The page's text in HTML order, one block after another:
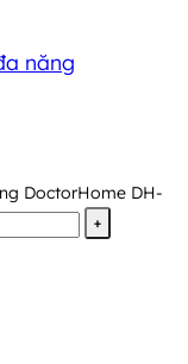
năng
DoctorHome DH-